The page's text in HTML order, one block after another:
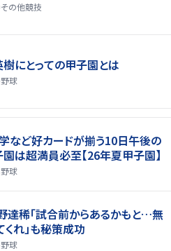
その他競技
にとっての甲子園とは
野球
など好カードが揃う10日午後の
は超満員必至【26年夏甲子園】
野球
達稀「試合前からあるかもと…無
れ」も秘策成功
野球